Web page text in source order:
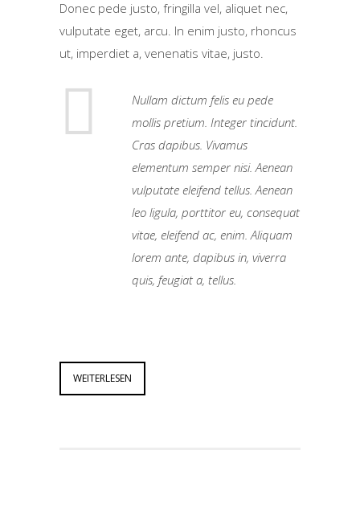
Donec pede justo, fringilla vel, aliquet nec,
vulputate eget, arcu. In enim justo, rhoncus
ut, imperdiet a, venenatis vitae, justo.
Nullam dictum felis eu pede
mollis pretium. Integer tincidunt.
Cras dapibus. Vivamus
elementum semper nisi. Aenean
vulputate eleifend tellus. Aenean
leo ligula, porttitor eu, consequat
vitae, eleifend ac, enim. Aliquam
lorem ante, dapibus in, viverra
quis, feugiat a, tellus.
WEITERLESEN